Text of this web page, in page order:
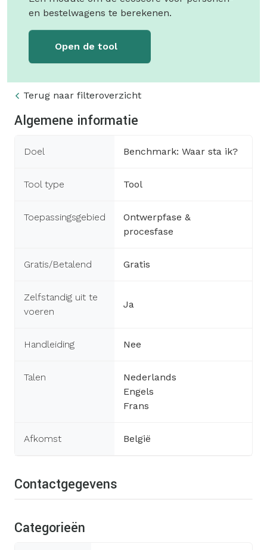
en bestelwagens te berekenen.
Open de tool
Terug naar filteroverzicht
Algemene informatie
Doel Benchmark: Waar sta ik?
Tool type Tool
Toepassingsgebied
Ontwerpfase &
procesfase
Gratis/Betalend Gratis
Zelfstandig uit te
voeren
Ja
Handleiding Nee
Talen
Nederlands
Engels
Frans
Afkomst België
Contactgegevens
Categorieën